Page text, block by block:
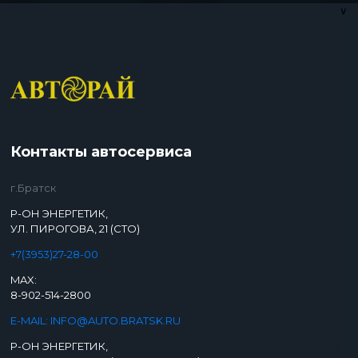
∨
Контакты автосервиса
г.Братск
Р-ОН ЭНЕРГЕТИК,
УЛ. ПИРОГОВА, 21 (СТО)
+7(3953)27-28-00
MAX:
8-902-514-2800
E-MAIL: INFO@AUTO.BRATSK.RU
Р-ОН ЭНЕРГЕТИК,